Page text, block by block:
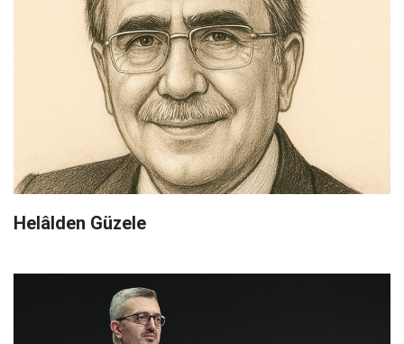
Helâlden Güzele